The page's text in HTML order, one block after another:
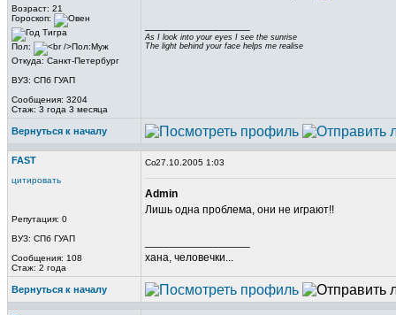
Возраст: 21
Гороскоп:
Пол:
Откуда: Санкт-Петербург
ВУЗ: СПб ГУАП
Сообщения: 3204
Стаж: 3 года 3 месяца
As I look into your eyes I see the sunrise
The light behind your face helps me realise
Вернуться к началу
FAST
цитировать
Репутация: 0
ВУЗ: СПб ГУАП
Сообщения: 108
Стаж: 2 года
27.10.2005 1:03
Admin
Лишь одна проблема, они не играют!!
хана, человечки...
Вернуться к началу